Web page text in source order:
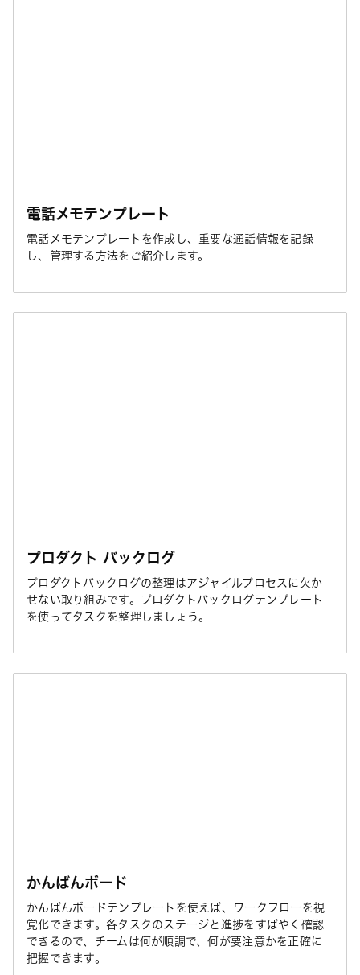
電話メモテンプレート
電話メモテンプレートを作成し、重要な通話情報を記録
し、管理する方法をご紹介します。
プロダクト バックログ
プロダクトバックログの整理はアジャイルプロセスに欠か
せない取り組みです。プロダクトバックログテンプレート
を使ってタスクを整理しましょう。
かんばんボード
かんばんボードテンプレートを使えば、ワークフローを視
覚化できます。各タスクのステージと進捗をすばやく確認
できるので、チームは何が順調で、何が要注意かを正確に
把握できます。